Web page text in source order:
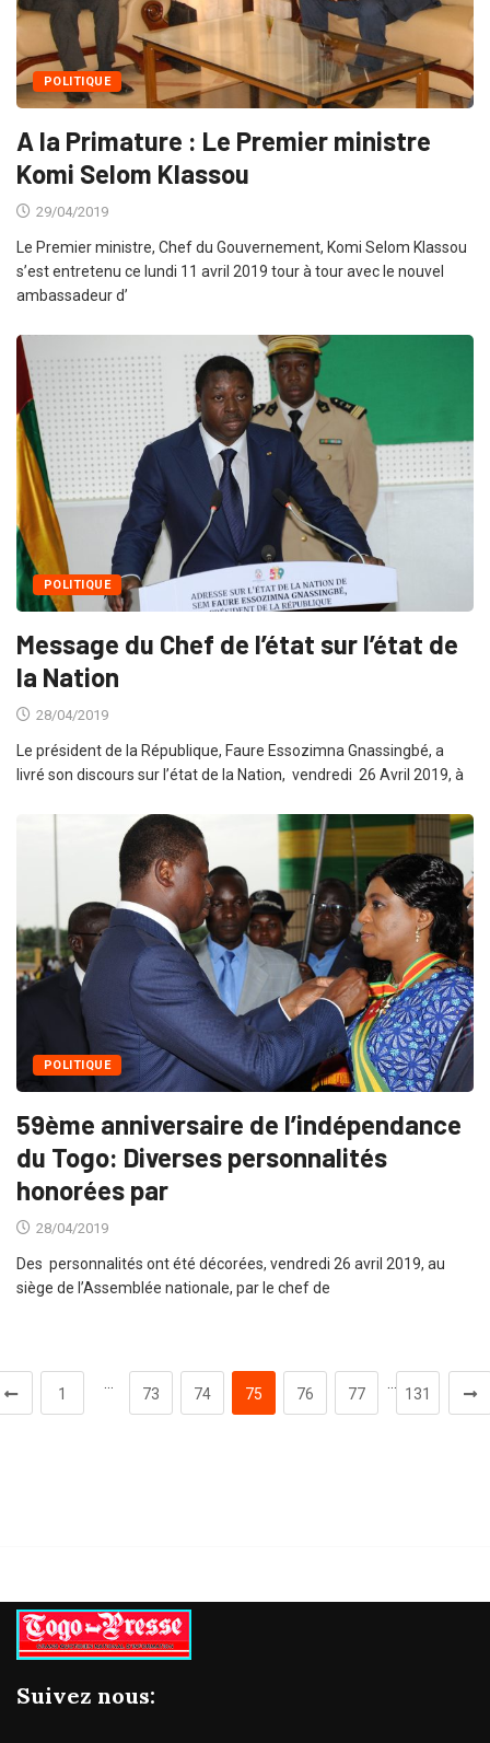
POLITIQUE
A la Primature : Le Premier ministre
Komi Selom Klassou
29/04/2019
Le Premier ministre, Chef du Gouvernement, Komi Selom Klassou
s’est entretenu ce lundi 11 avril 2019 tour à tour avec le nouvel
ambassadeur d’
POLITIQUE
Message du Chef de l’état sur l’état de
la Nation
28/04/2019
Le président de la République, Faure Essozimna Gnassingbé, a
livré son discours sur l’état de la Nation, vendredi 26 Avril 2019, à
POLITIQUE
59ème anniversaire de l’indépendance
du Togo: Diverses personnalités
honorées par
28/04/2019
Des personnalités ont été décorées, vendredi 26 avril 2019, au
siège de l’Assemblée nationale, par le chef de
1 73 74 75 76 77 131
Suivez nous: